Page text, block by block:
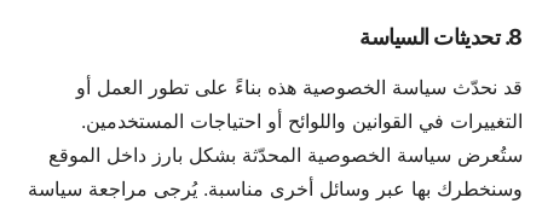
8. تحديثات السياسة
قد نحدّث سياسة الخصوصية هذه بناءً على تطور العمل أو
التغييرات في القوانين واللوائح أو احتياجات المستخدمين.
ستُعرض سياسة الخصوصية المحدّثة بشكل بارز داخل الموقع
وسنخطرك بها عبر وسائل أخرى مناسبة. يُرجى مراجعة سياسة